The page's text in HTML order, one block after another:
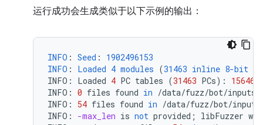
运行成功会生成类似于以下示例的输出：
INFO : Seed :
1902496153
INFO : Loaded 4 modules (31463 inline 8-bit
INFO : Loaded 4 PC tables (31463 PCs): 15646
INFO : 0 files found in /data/fuzz/bot/inputs
INFO : 54 files found in /data/fuzz/bot/inputs
INFO : -max_len is not provided ; libFuzzer